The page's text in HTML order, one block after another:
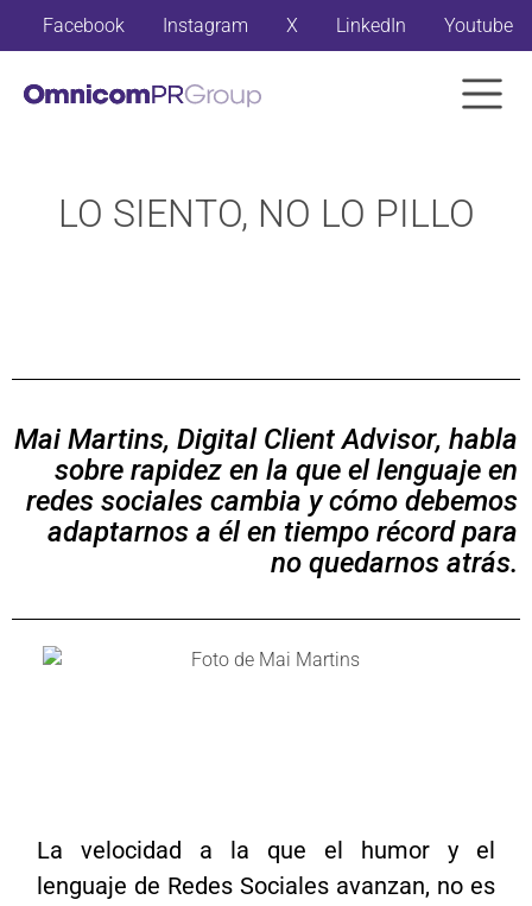
Facebook Instagram X LinkedIn Youtube
LO SIENTO, NO LO PILLO
Mai Martins, Digital Client Advisor, habla
sobre rapidez en la que el lenguaje en
redes sociales cambia y cómo debemos
adaptarnos a él en tiempo récord para
no quedarnos atrás.
La velocidad a la que el humor y el
lenguaje de Redes Sociales avanzan, no es